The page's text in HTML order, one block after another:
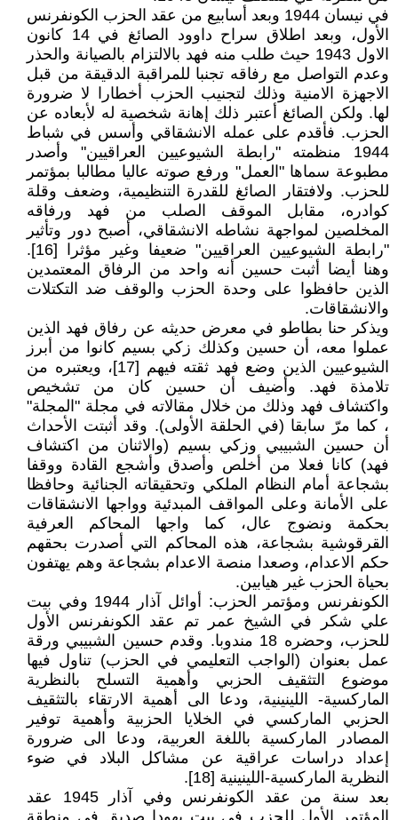
في نيسان 1944 وبعد أسابيع من عقد الحزب الكونفرنس
الأول، وبعد اطلاق سراح داوود الصائغ في 14 كانون
الاول 1943 حيث طلب منه فهد بالالتزام بالصيانة والحذر
وعدم التواصل مع رفاقه تجنبا للمراقبة الدقيقة من قبل
الاجهزة الامنية وذلك لتجنيب الحزب أخطارا لا ضرورة
لها. ولكن الصائغ أعتبر ذلك إهانة شخصية له لأبعاده عن
الحزب. فأقدم على عمله الانشقاقي وأسس في شباط
1944 منظمته "رابطة الشيوعيين العراقيين" وأصدر
مطبوعة سماها "العمل" ورفع صوته عاليا مطالبا بمؤتمر
للحزب. ولافتقار الصائغ للقدرة التنظيمية، وضعف وقلة
كوادره، مقابل الموقف الصلب من فهد ورفاقه
المخلصين لمواجهة نشاطه الانشقاقي، أصبح دور وتأثير
"رابطة الشيوعيين العراقيين" ضعيفا وغير مؤثرا [16].
وهنا أيضا أثبت حسين أنه واحد من الرفاق المعتمدين
الذين حافظوا على وحدة الحزب والوقف ضد التكتلات
والانشقاقات.
ويذكر حنا بطاطو في معرض حديثه عن رفاق فهد الذين
عملوا معه، أن حسين وكذلك زكي بسيم كانوا من أبرز
الشيوعيين الذين وضع فهد ثقته فيهم [17]، ويعتبره من
تلامذة فهد. وأضيف أن حسين كان من تشخيص
واكتشاف فهد وذلك من خلال مقالاته في مجلة "المجلة"
، كما مرّ سابقا (في الحلقة الأولى). وقد أثبتت الأحداث
أن حسين الشبيبي وزكي بسيم (والاثنان من اكتشاف
فهد) كانا فعلا من أخلص وأصدق وأشجع القادة ووقفا
بشجاعة أمام النظام الملكي وتحقيقاته الجنائية وحافظا
على الأمانة وعلى المواقف المبدئية وواجها الانشقاقات
بحكمة ونضوج عال، كما واجها المحاكم العرفية
القرقوشية بشجاعة، هذه المحاكم التي أصدرت بحقهم
حكم الاعدام، وصعدا منصة الاعدام بشجاعة وهم يهتفون
بحياة الحزب غير هيابين.
الكونفرنس ومؤتمر الحزب: أوائل آذار 1944 وفي بيت
علي شكر في الشيخ عمر تم عقد الكونفرنس الأول
للحزب، وحضره 18 مندوبا. وقدم حسين الشبيبي ورقة
عمل بعنوان (الواجب التعليمي في الحزب) تناول فيها
موضوع التثقيف الحزبي وأهمية التسلح بالنظرية
الماركسية- اللينينية، ودعا الى أهمية الارتقاء بالتثقيف
الحزبي الماركسي في الخلايا الحزبية وأهمية توفير
المصادر الماركسية باللغة العربية، ودعا الى ضرورة
إعداد دراسات عراقية عن مشاكل البلاد في ضوء
النظرية الماركسية-اللينينية [18].
بعد سنة من عقد الكونفرنس وفي آذار 1945 عقد